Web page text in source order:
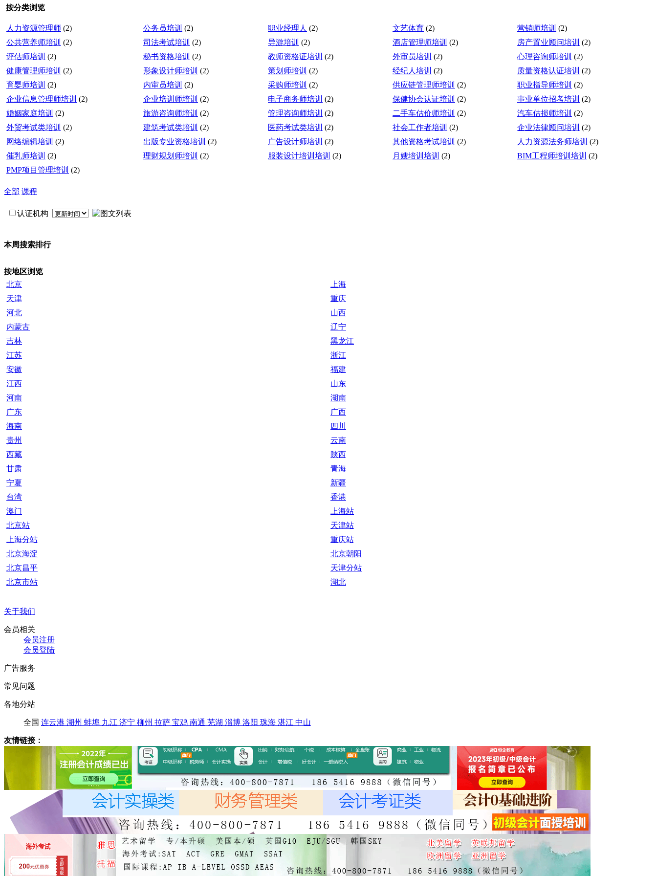
按分类浏览
人力资源管理师 (2) 公务员培训 (2) 职业经理人 (2) 文艺体育 (2) 营销师培训 (2)
公共营养师培训 (2) 司法考试培训 (2) 导游培训 (2) 酒店管理师培训 (2) 房产置业顾问培训 (2)
评估师培训 (2) 秘书资格培训 (2) 教师资格证培训 (2) 外审员培训 (2) 心理咨询师培训 (2)
健康管理师培训 (2) 形象设计师培训 (2) 策划师培训 (2) 经纪人培训 (2) 质量资格认证培训 (2)
育婴师培训 (2) 内审员培训 (2) 采购师培训 (2) 供应链管理师培训 (2) 职业指导师培训 (2)
企业信息管理师培训 (2) 企业培训师培训 (2) 电子商务师培训 (2) 保健协会认证培训 (2) 事业单位招考培训 (2)
婚姻家庭培训 (2) 旅游咨询师培训 (2) 管理咨询师培训 (2) 二手车估价师培训 (2) 汽车估损师培训 (2)
外贸考试类培训 (2) 建筑考试类培训 (2) 医药考试类培训 (2) 社会工作者培训 (2) 企业法律顾问培训 (2)
网络编辑培训 (2) 出版专业资格培训 (2) 广告设计师培训 (2) 其他资格考试培训 (2) 人力资源法务师培训 (2)
催乳师培训 (2) 理财规划师培训 (2) 服装设计培训培训 (2) 月嫂培训培训 (2) BIM工程师培训培训 (2)
PMP项目管理培训 (2)
全部 课程
认证机构
本周搜索排行
按地区浏览
北京
上海
天津
重庆
河北
山西
内蒙古
辽宁
吉林
黑龙江
江苏
浙江
安徽
福建
江西
山东
河南
湖南
广东
广西
海南
四川
贵州
云南
西藏
陕西
甘肃
青海
宁夏
新疆
台湾
香港
澳门
上海站
北京站
天津站
上海分站
重庆站
北京海淀
北京朝阳
北京昌平
天津分站
北京市站
湖北
关于我们
会员相关
会员注册
会员登陆
广告服务
常见问题
各地分站
全国 连云港 湖州 蚌埠 九江 济宁 柳州 拉萨 宝鸡 南通 芜湖 淄博 洛阳 珠海 湛江 中山
友情链接：